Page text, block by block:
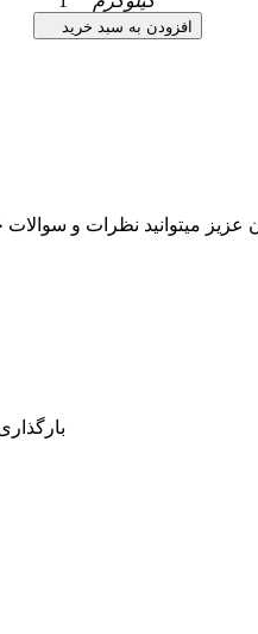
افزودن به سبد خرید
عزیز میتوانید نظرات و